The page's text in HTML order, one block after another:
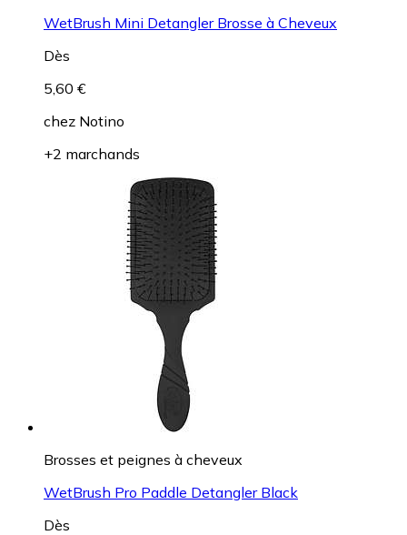
WetBrush Mini Detangler Brosse à Cheveux
Dès
5,60 €
chez Notino
+2 marchands
Brosses et peignes à cheveux
WetBrush Pro Paddle Detangler Black
Dès